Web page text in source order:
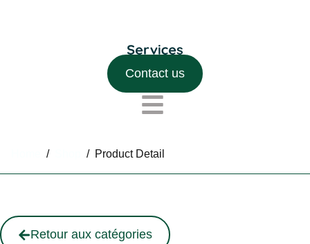
Contact us
/ / Product Detail
Retour aux catégories